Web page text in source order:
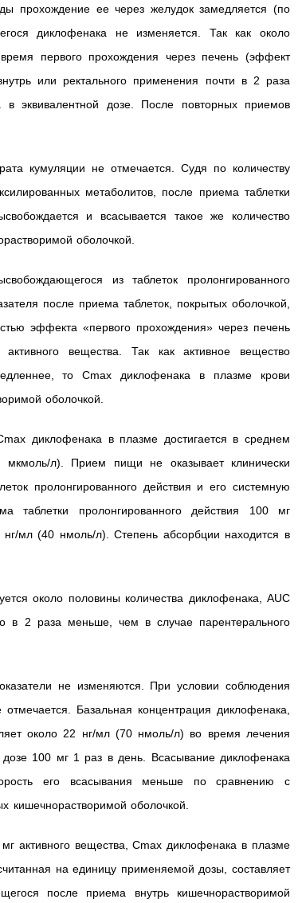
прохождение ее через желудок замедляется (по
диклофенака не изменяется. Так как около
первого прохождения через печень (эффект
или ректального применения почти в 2 раза
эквивалентной дозе. После повторных приемов
кумуляции не отмечается. Судя по количеству
метаболитов, после приема таблетки
и всасывается такое же количество
оболочкой.
из таблеток пролонгированного
после приема таблеток, покрытых оболочкой,
эффекта «первого прохождения» через печень
вещества. Так как активное вещество
то Cmax диклофенака в плазме крови
оболочкой.
диклофенака в плазме достигается в среднем
л). Прием пищи не оказывает клинически
пролонгированного действия и его системную
таблетки пролонгированного действия 100 мг
мл (40 нмоль/л). Степень абсорбции находится в
около половины количества диклофенака, AUC
в 2 раза меньше, чем в случае парентерального
не изменяются. При условии соблюдения
Базальная концентрация диклофенака,
около 22 нг/мл (70 нмоль/л) во время лечения
100 мг 1 раз в день. Всасывание диклофенака
его всасывания меньше по сравнению с
кишечнорастворимой оболочкой.
активного вещества, Cmax диклофенака в плазме
на единицу применяемой дозы, составляет
после приема внутрь кишечнорастворимой